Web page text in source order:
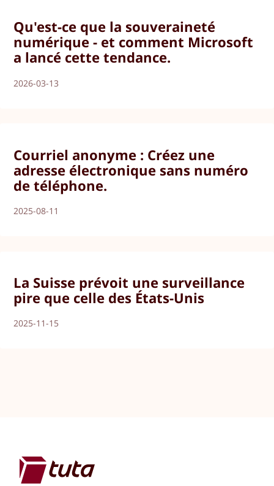
Qu'est-ce que la souveraineté
numérique - et comment Microsoft
a lancé cette tendance.
2026-03-13
Courriel anonyme : Créez une
adresse électronique sans numéro
de téléphone.
2025-08-11
La Suisse prévoit une surveillance
pire que celle des États-Unis
2025-11-15